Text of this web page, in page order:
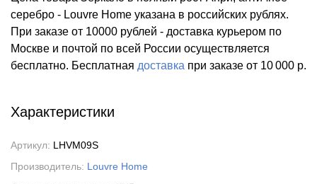
серебро - Louvre Home указана в российских рублях.
При заказе от 10000 рублей - доставка курьером по
Москве и почтой по всей России осуществляется
бесплатно. Бесплатная доставка при заказе от 10 000 р.
Характеристики
Артикул: LHVM09S
Производитель: Louvre Home